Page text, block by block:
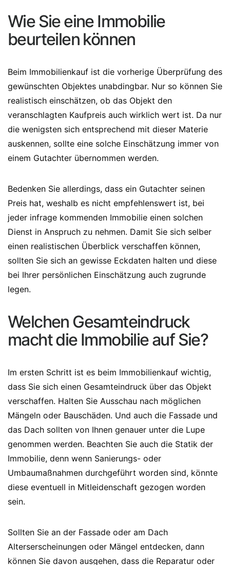
Wie Sie eine Immobilie
beurteilen können
Beim Immobilienkauf ist die vorherige Überprüfung des
gewünschten Objektes unabdingbar. Nur so können Sie
realistisch einschätzen, ob das Objekt den
veranschlagten Kaufpreis auch wirklich wert ist. Da nur
die wenigsten sich entsprechend mit dieser Materie
auskennen, sollte eine solche Einschätzung immer von
einem Gutachter übernommen werden.
Bedenken Sie allerdings, dass ein Gutachter seinen
Preis hat, weshalb es nicht empfehlenswert ist, bei
jeder infrage kommenden Immobilie einen solchen
Dienst in Anspruch zu nehmen. Damit Sie sich selber
einen realistischen Überblick verschaffen können,
sollten Sie sich an gewisse Eckdaten halten und diese
bei Ihrer persönlichen Einschätzung auch zugrunde
legen.
Welchen Gesamteindruck
macht die Immobilie auf Sie?
Im ersten Schritt ist es beim Immobilienkauf wichtig,
dass Sie sich einen Gesamteindruck über das Objekt
verschaffen. Halten Sie Ausschau nach möglichen
Mängeln oder Bauschäden. Und auch die Fassade und
das Dach sollten von Ihnen genauer unter die Lupe
genommen werden. Beachten Sie auch die Statik der
Immobilie, denn wenn Sanierungs- oder
Umbaumaßnahmen durchgeführt worden sind, könnte
diese eventuell in Mitleidenschaft gezogen worden
sein.
Sollten Sie an der Fassade oder am Dach
Alterserscheinungen oder Mängel entdecken, dann
können Sie davon ausgehen, dass die Reparatur oder